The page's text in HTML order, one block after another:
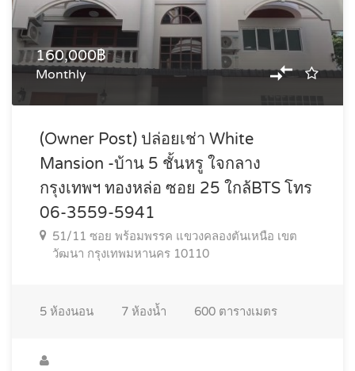
160,000฿
Monthly
(Owner Post) ปล่อยเช่า White
Mansion -บ้าน 5 ชั้นหรู ใจกลาง
กรุงเทพฯ ทองหล่อ ซอย 25 ใกล้BTS โทร
06-3559-5941
51/11 ซอย พร้อมพรรค แขวงคลองตันเหนือ เขต
วัฒนา กรุงเทพมหานคร 10110
5 ห้องนอน 7 ห้องน้ำ 600 ตารางเมตร